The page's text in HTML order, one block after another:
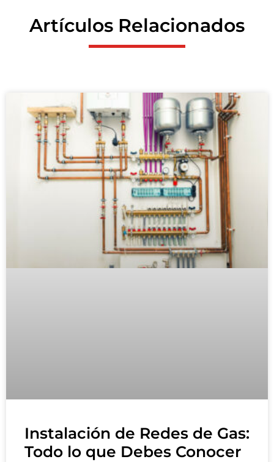
Artículos Relacionados
Instalación de Redes de Gas:
Todo lo que Debes Conocer